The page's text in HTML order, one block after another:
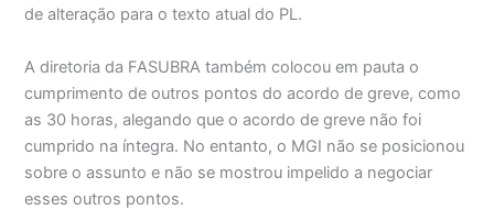
de alteração para o texto atual do PL.
A diretoria da FASUBRA também colocou em pauta o
cumprimento de outros pontos do acordo de greve, como
as 30 horas, alegando que o acordo de greve não foi
cumprido na íntegra. No entanto, o MGI não se posicionou
sobre o assunto e não se mostrou impelido a negociar
esses outros pontos.